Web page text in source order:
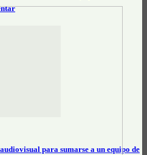
para sumarse a un equipo de